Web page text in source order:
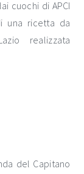
cuochi di APCI
una ricetta da
realizzata
del Capitano